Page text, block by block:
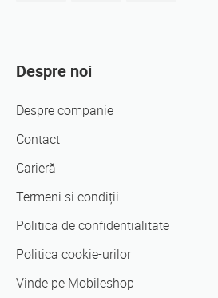
Despre noi
Despre companie
Contact
Carieră
Termeni si condiții
Politica de confidentialitate
Politica cookie-urilor
Vinde pe Mobileshop